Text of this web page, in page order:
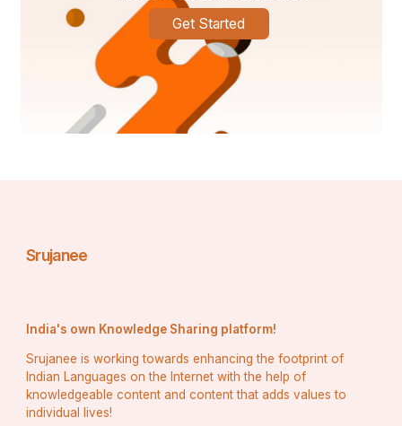
Get Started
Srujanee
India's own Knowledge Sharing platform!
Srujanee is working towards enhancing the footprint of
Indian Languages on the Internet with the help of
knowledgeable content and content that adds values to
individual lives!